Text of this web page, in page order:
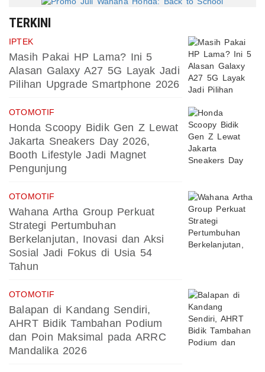
TERKINI
IPTEK
Masih Pakai HP Lama? Ini 5
Alasan Galaxy A27 5G Layak Jadi
Pilihan Upgrade Smartphone 2026
OTOMOTIF
Honda Scoopy Bidik Gen Z Lewat
Jakarta Sneakers Day 2026,
Booth Lifestyle Jadi Magnet
Pengunjung
OTOMOTIF
Wahana Artha Group Perkuat
Strategi Pertumbuhan
Berkelanjutan, Inovasi dan Aksi
Sosial Jadi Fokus di Usia 54
Tahun
OTOMOTIF
Balapan di Kandang Sendiri,
AHRT Bidik Tambahan Podium
dan Poin Maksimal pada ARRC
Mandalika 2026